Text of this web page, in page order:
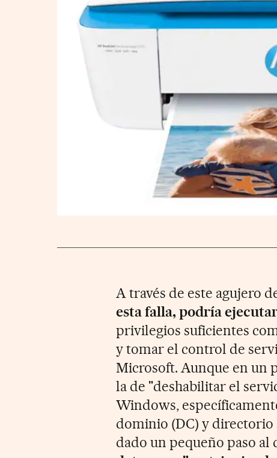
A través de este agujero
esta falla, podría
privilegios suficientes
y tomar el control de
Microsoft. Aunque en un
la de "deshabilitar el
Windows,
dominio (DC) y directorio
dado un pequeño paso al